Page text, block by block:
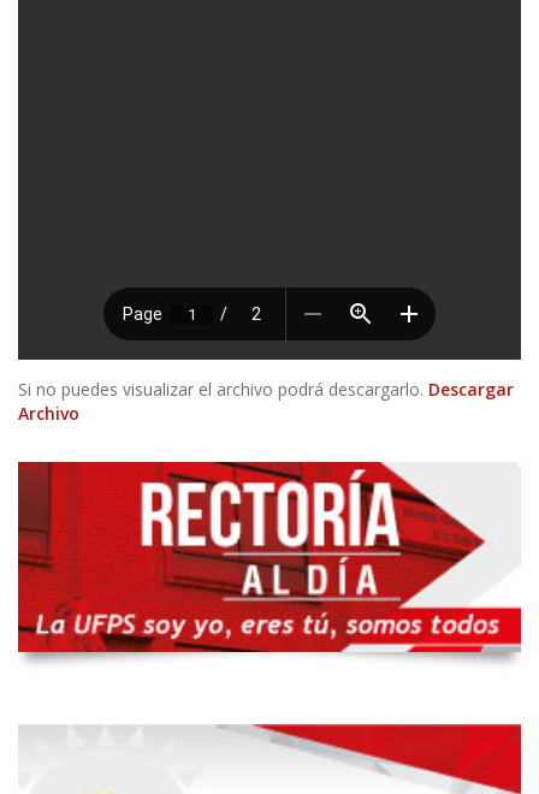
Si no puedes visualizar el archivo podrá descargarlo. Descargar
Archivo